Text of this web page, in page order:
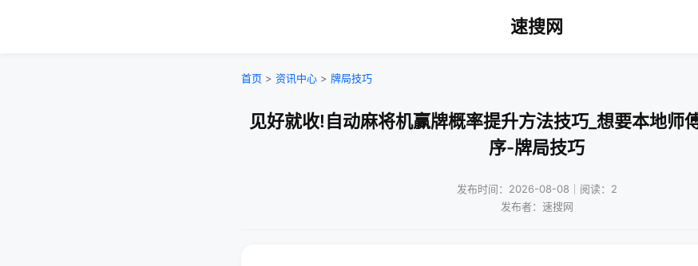
速搜网
首页 > 资讯中心 > 牌局技巧
见好就收!自动麻将机赢牌概率提升方法技巧_想要本地师
序-牌局技巧
发布时间：2026-08-08｜阅读：2
发布者：速搜网